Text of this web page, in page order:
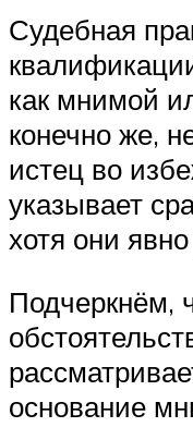
Судебная
как мнимой
конечно же,
истец во
указывает
хотя они
Подчеркнём,
основание